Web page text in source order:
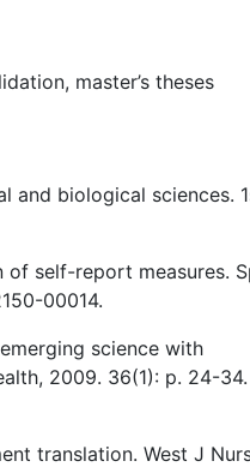
, master’s theses
and biological sciences.
of self-report measures.
00014.
science with
2009. 36(1): p. 24-
translation. West J